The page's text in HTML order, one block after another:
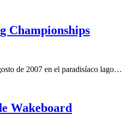
Championships
de 2007 en el paradisíaco lago…
Wakeboard